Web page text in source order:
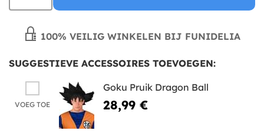
100% VEILIG WINKELEN BIJ FUNIDELIA
SUGGESTIEVE ACCESSOIRES TOEVOEGEN:
VOEG TOE
Goku Pruik Dragon Ball
28,99 €